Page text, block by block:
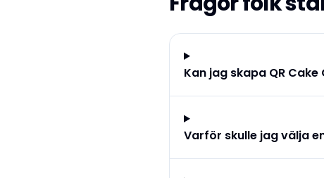
Kan jag skapa QR
Varför skulle jag välja